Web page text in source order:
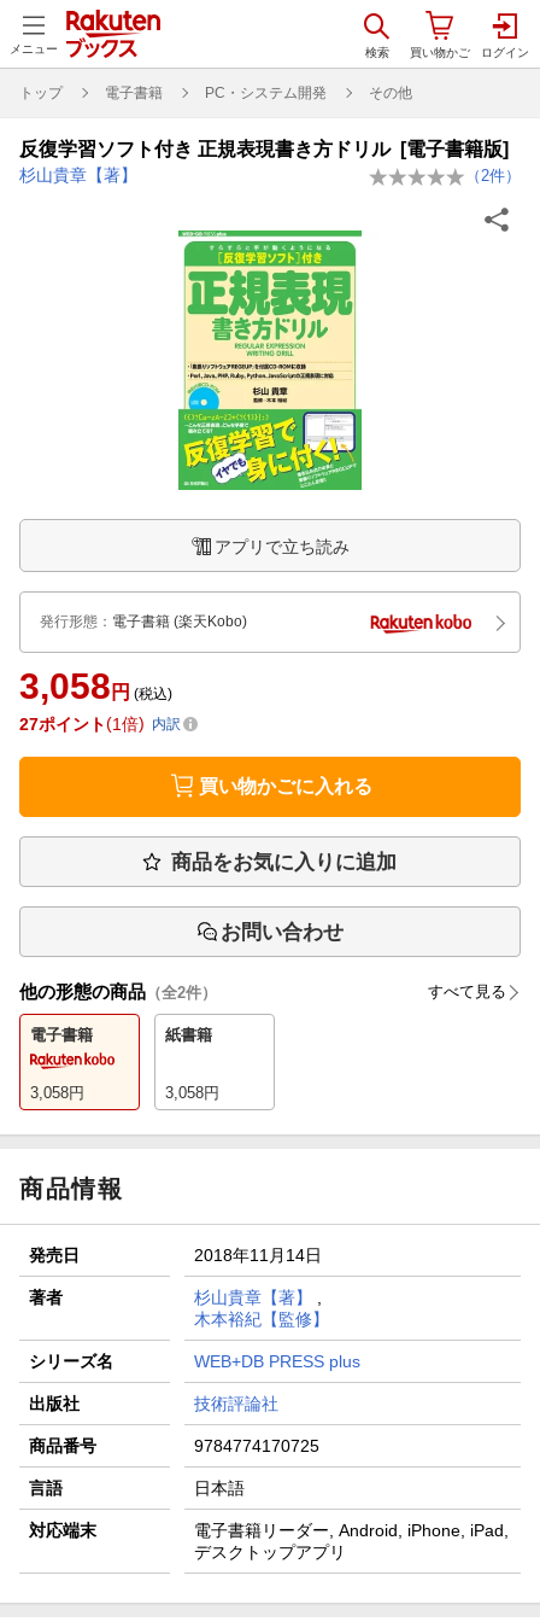
メニュー
トップ 電子書籍 PC・システム開発 その他
反復学習ソフト付き 正規表現書き方ドリル [電子書籍版]
杉山貴章【著】 （2件）
アプリで立ち読み
発行形態 ： 電子書籍 (楽天Kobo)
3,058 円 (税込)
27ポイント 1倍 内訳
買い物かごに入れる
商品をお気に入りに追加
お問い合わせ
他の形態の商品 （全2件） すべて見る
電子書籍
3,058円
紙書籍
3,058円
商品情報
発売日 2018年11月14日
著者 杉山貴章【著】
木本裕紀【監修】
シリーズ名 WEB+DB PRESS plus
出版社 技術評論社
商品番号 9784774170725
言語 日本語
対応端末
電子書籍リーダー, Android, iPhone, iPad,
デスクトップアプリ